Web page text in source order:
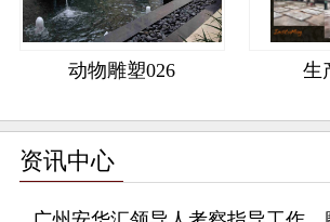
动物雕塑026 生
资讯中心